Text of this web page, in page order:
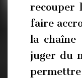
recouper
faire
la chaîne
juger du